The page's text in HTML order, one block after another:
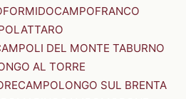
CAMPOFRANCO
DEL MONTE TABURNO
AL TORRE
CAMPOLONGO SUL BRENTA